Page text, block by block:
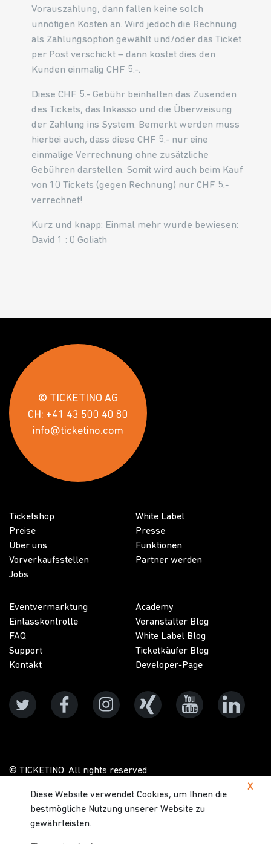
Vorauszahlung, dann fallen keine solch
unnötigen Kosten an. Wird jedoch die Rechnung
als Zahlungsoption gewählt und/oder das Ticket
per Post verschickt – dann kostet dies den
Kunden einmalig CHF 5.-.
Diese CHF 5.- Gebühr beinhalten das Zusenden
des Tickets, das Inkasso und die Überweisung
der Zahlung ins System. Bemerkt werden muss
hierbei auch, dass diese CHF 5.- nur eine
einmalige Verrechnung ohne zusätzliche
Gebühren darstellen. Somit wird auch beim Kauf
von 10 Tickets (gegen Rechnung) nur CHF 5.-
verrechnet!
Kurz und knapp: Einmal mehr wurde bewiesen:
David 1 : 0 Goliath
X
Diese Website verwendet Cookies, um Ihnen die
bestmögliche Nutzung unserer Website zu
gewährleisten.
© TICKETINO AG
CH: +41 43 500 40 80
info@ticketino.com
Ticketshop
Preise
Über uns
Vorverkaufsstellen
Jobs
White Label
Presse
Funktionen
Partner werden
Eventvermarktung
Einlasskontrolle
FAQ
Support
Kontakt
Academy
Veranstalter Blog
White Label Blog
Ticketkäufer Blog
Developer-Page
© TICKETINO. All rights reserved.
Datenschutz AGB Impressum
Level Agreements